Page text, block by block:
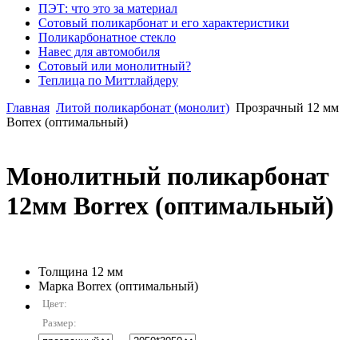
ПЭТ: что это за материал
Сотовый поликарбонат и его характеристики
Поликарбонатное стекло
Навес для автомобиля
Сотовый или монолитный?
Теплица по Миттлайдеру
Главная Литой поликарбонат (монолит) Прозрачный 12 мм
Borrex (оптимальный)
Монолитный поликарбонат
12мм Borrex (оптимальный)
Толщина 12 мм
Марка Borrex (оптимальный)
Цвет:
Размер: